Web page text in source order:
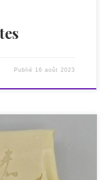
Publié 16 août 2023
à froid, d’une
d’olive à 30 %